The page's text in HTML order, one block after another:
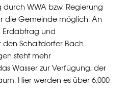
WWA bzw. Regierung
die Gemeinde möglich. An
Erdabtrag und
Schaltdorfer Bach
steht mehr
Wasser zur Verfügung, der
Hier werden es über 6.000